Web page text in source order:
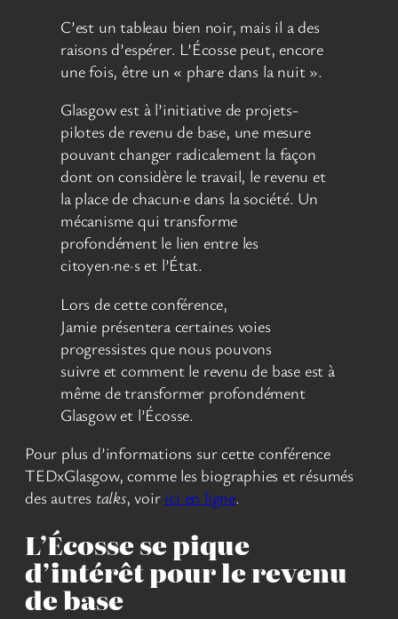
C’est un tableau bien noir, mais il a des
raisons d’espérer. L’Écosse peut, encore
une fois, être un « phare dans la nuit ».
Glasgow est à l’initiative de projets-
pilotes de revenu de base, une mesure
pouvant changer radicalement la façon
dont on considère le travail, le revenu et
la place de chacun·e dans la société. Un
mécanisme qui transforme
profondément le lien entre les
citoyen·ne·s et l’État.
Lors de cette conférence,
Jamie présentera certaines voies
progressistes que nous pouvons
suivre et comment le revenu de base est à
même de transformer profondément
Glasgow et l’Écosse.
Pour plus d’informations sur cette conférence
TEDxGlasgow, comme les biographies et résumés
des autres talks, voir ici en ligne.
L’Écosse se pique
d’intérêt pour le revenu
de base